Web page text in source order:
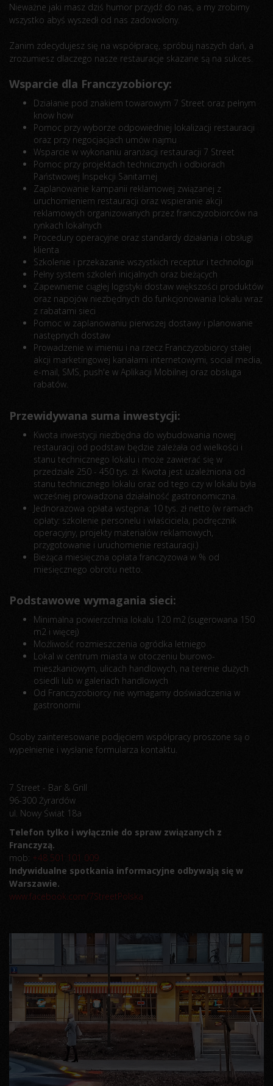
Nieważne jaki masz dziś humor przyjdź do nas, a my zrobimy
wszystko abyś wyszedł od nas zadowolony.
Zanim zdecydujesz się na współpracę, spróbuj naszych dań, a
zrozumiesz dlaczego nasze restauracje skazane są na sukces.
Wsparcie dla Franczyzobiorcy:
Działanie pod znakiem towarowym 7 Street oraz pełnym
know how
Pomoc przy wyborze odpowiedniej lokalizacji restauracji
oraz przy negocjacjach umów najmu
Wsparcie w wykonaniu aranżacji restauracji 7 Street
Pomoc przy projektach technicznych i odbiorach
Państwowej Inspekcji Sanitarnej
Zaplanowanie kampanii reklamowej związanej z
uruchomieniem restauracji oraz wspieranie akcji
reklamowych organizowanych przez franczyzobiorców na
rynkach lokalnych
Procedury operacyjne oraz standardy działania i obsługi
klienta
Szkolenie i przekazanie wszystkich receptur i technologii
Pełny system szkoleń inicjalnych oraz bieżących
Zapewnienie ciągłej logistyki dostaw większości produktów
oraz napojów niezbędnych do funkcjonowania lokalu wraz
z rabatami sieci
Pomoc w zaplanowaniu pierwszej dostawy i planowanie
następnych dostaw
Prowadzenie w imieniu i na rzecz Franczyzobiorcy stałej
akcji marketingowej kanałami internetowymi, social media,
e-mail, SMS, push'e w Aplikacji Mobilnej oraz obsługa
rabatów.
Przewidywana suma inwestycji:
Kwota inwestycji niezbędna do wybudowania nowej
restauracji od podstaw będzie zależała od wielkości i
stanu technicznego lokalu i może zawierać się w
przedziale 250 - 450 tys. zł. Kwota jest uzależniona od
stanu technicznego lokalu oraz od tego czy w lokalu była
wcześniej prowadzona działalność gastronomiczna.
Jednorazowa opłata wstępna: 10 tys. zł netto (w ramach
opłaty: szkolenie personelu i właściciela, podręcznik
operacyjny, projekty materiałów reklamowych,
przygotowanie i uruchomienie restauracji.)
Bieżąca miesięczna opłata franczyzowa w % od
miesięcznego obrotu netto.
Podstawowe wymagania sieci:
Minimalna powierzchnia lokalu 120 m2 (sugerowana 150
m2 i więcej)
Możliwość rozmieszczenia ogródka letniego
Lokal w centrum miasta w otoczeniu biurowo-
mieszkaniowym, ulicach handlowych, na terenie dużych
osiedli lub w galeriach handlowych
Od Franczyzobiorcy nie wymagamy doświadczenia w
gastronomii
Osoby zainteresowane podjęciem współpracy proszone są o
wypełnienie i wysłanie formularza kontaktu.
7 Street - Bar & Grill
96-300 Żyrardów
ul. Nowy Świat 18a
Telefon tylko i wyłącznie do spraw związanych z
Franczyzą.
mob: +48 501 101 009
Indywidualne spotkania informacyjne odbywają się w
Warszawie.
www.facebook.com/7StreetPolska